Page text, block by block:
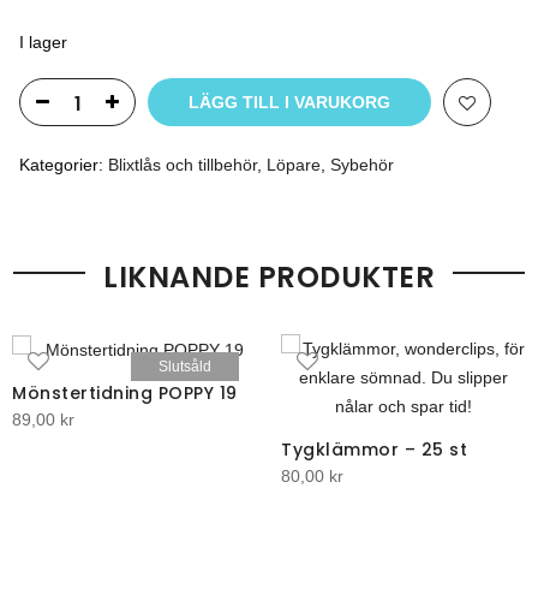
I lager
LÄGG TILL I VARUKORG
Kategorier: Blixtlås och tillbehör, Löpare Sybehör
LIKNANDE PRODUKTER
Slutsåld
Mönstertidning POPPY 19
89,00 kr
Tygklämmor – 25 st
80,00 kr